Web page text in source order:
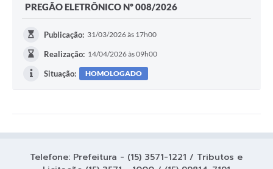
PREGÃO ELETRÔNICO Nº 008/2026
Publicação: 31/03/2026 às 17h00
Realização: 14/04/2026 às 09h00
Situação: HOMOLOGADO
Telefone: Prefeitura - (15) 3571-1221 / Tributos e